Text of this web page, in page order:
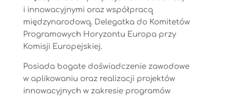
i innowacyjnymi oraz współpracą
międzynarodową. Delegatka do Komitetów
Programowych Horyzontu Europa przy
Komisji Europejskiej.
Posiada bogate doświadczenie zawodowe
w aplikowaniu oraz realizacji projektów
innowacyjnych w zakresie programów